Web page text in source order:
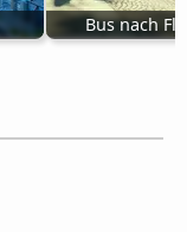
Bus nach